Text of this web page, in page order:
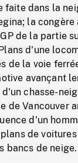
faite dans la
la
de la partie
d'une
de la voie
avançant
chasse-
de Vancouver
d'un
de
bancs de